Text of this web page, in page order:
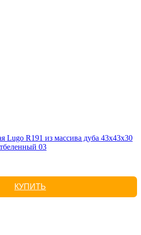
Lugo R191 из массива дуба 43х43х30
03
КУПИТЬ